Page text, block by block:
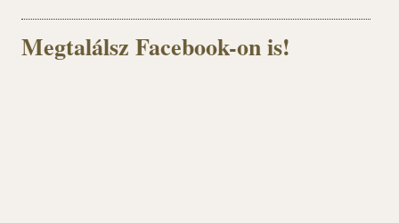
Megtalálsz Facebook-on is!